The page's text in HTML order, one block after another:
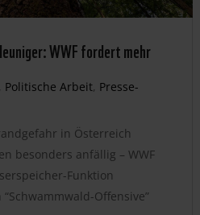
WWF fordert mehr
Politische Arbeit, Presse-
in Österreich
besonders anfällig – WWF
Funktion
Offensive”